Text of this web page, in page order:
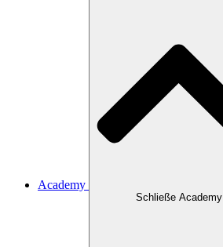
Academy
Schließe Academy